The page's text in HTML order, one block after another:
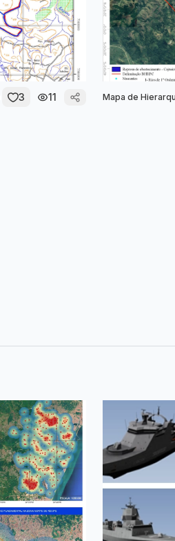
3 11 Mapa de